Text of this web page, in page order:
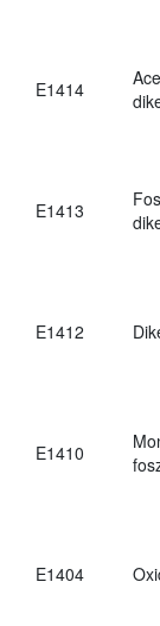
E1414
E1413
E1412
E1410
E1404